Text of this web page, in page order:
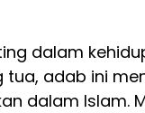
dalam
adab ini
dalam Islam.